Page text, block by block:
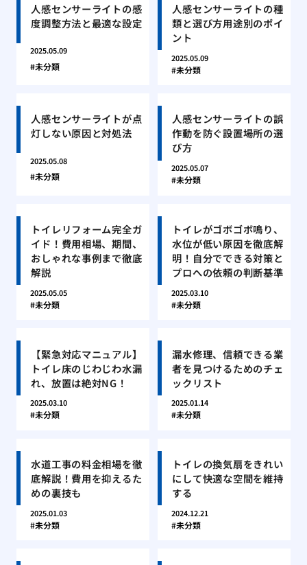
人感センサーライトの感
度調整方法と最適な設定
2025.05.09
未分類
人感センサーライトの種
類と選び方用途別のポイ
ント
2025.05.09
未分類
人感センサーライトが点
灯しない原因と対処法
2025.05.08
未分類
人感センサーライトの誤
作動を防ぐ設置場所の選
び方
2025.05.07
未分類
トイレリフォーム完全ガ
イド！費用相場、期間、
おしゃれな事例まで徹底
解説
2025.05.05
未分類
トイレがゴボゴボ鳴り、
水位が低い原因を徹底解
明！自分でできる対策と
プロへの依頼の判断基準
2025.03.10
未分類
【緊急対応マニュアル】
トイレ床のじわじわ水漏
れ、放置は絶対NG！
2025.03.10
未分類
漏水修理、信頼できる業
者を見つけるためのチェ
ックリスト
2025.01.14
未分類
水道工事の料金相場を徹
底解説！費用を抑えるた
めの裏技も
2025.01.03
未分類
トイレの換気扇をきれい
にして快適な空間を維持
する
2024.12.21
未分類